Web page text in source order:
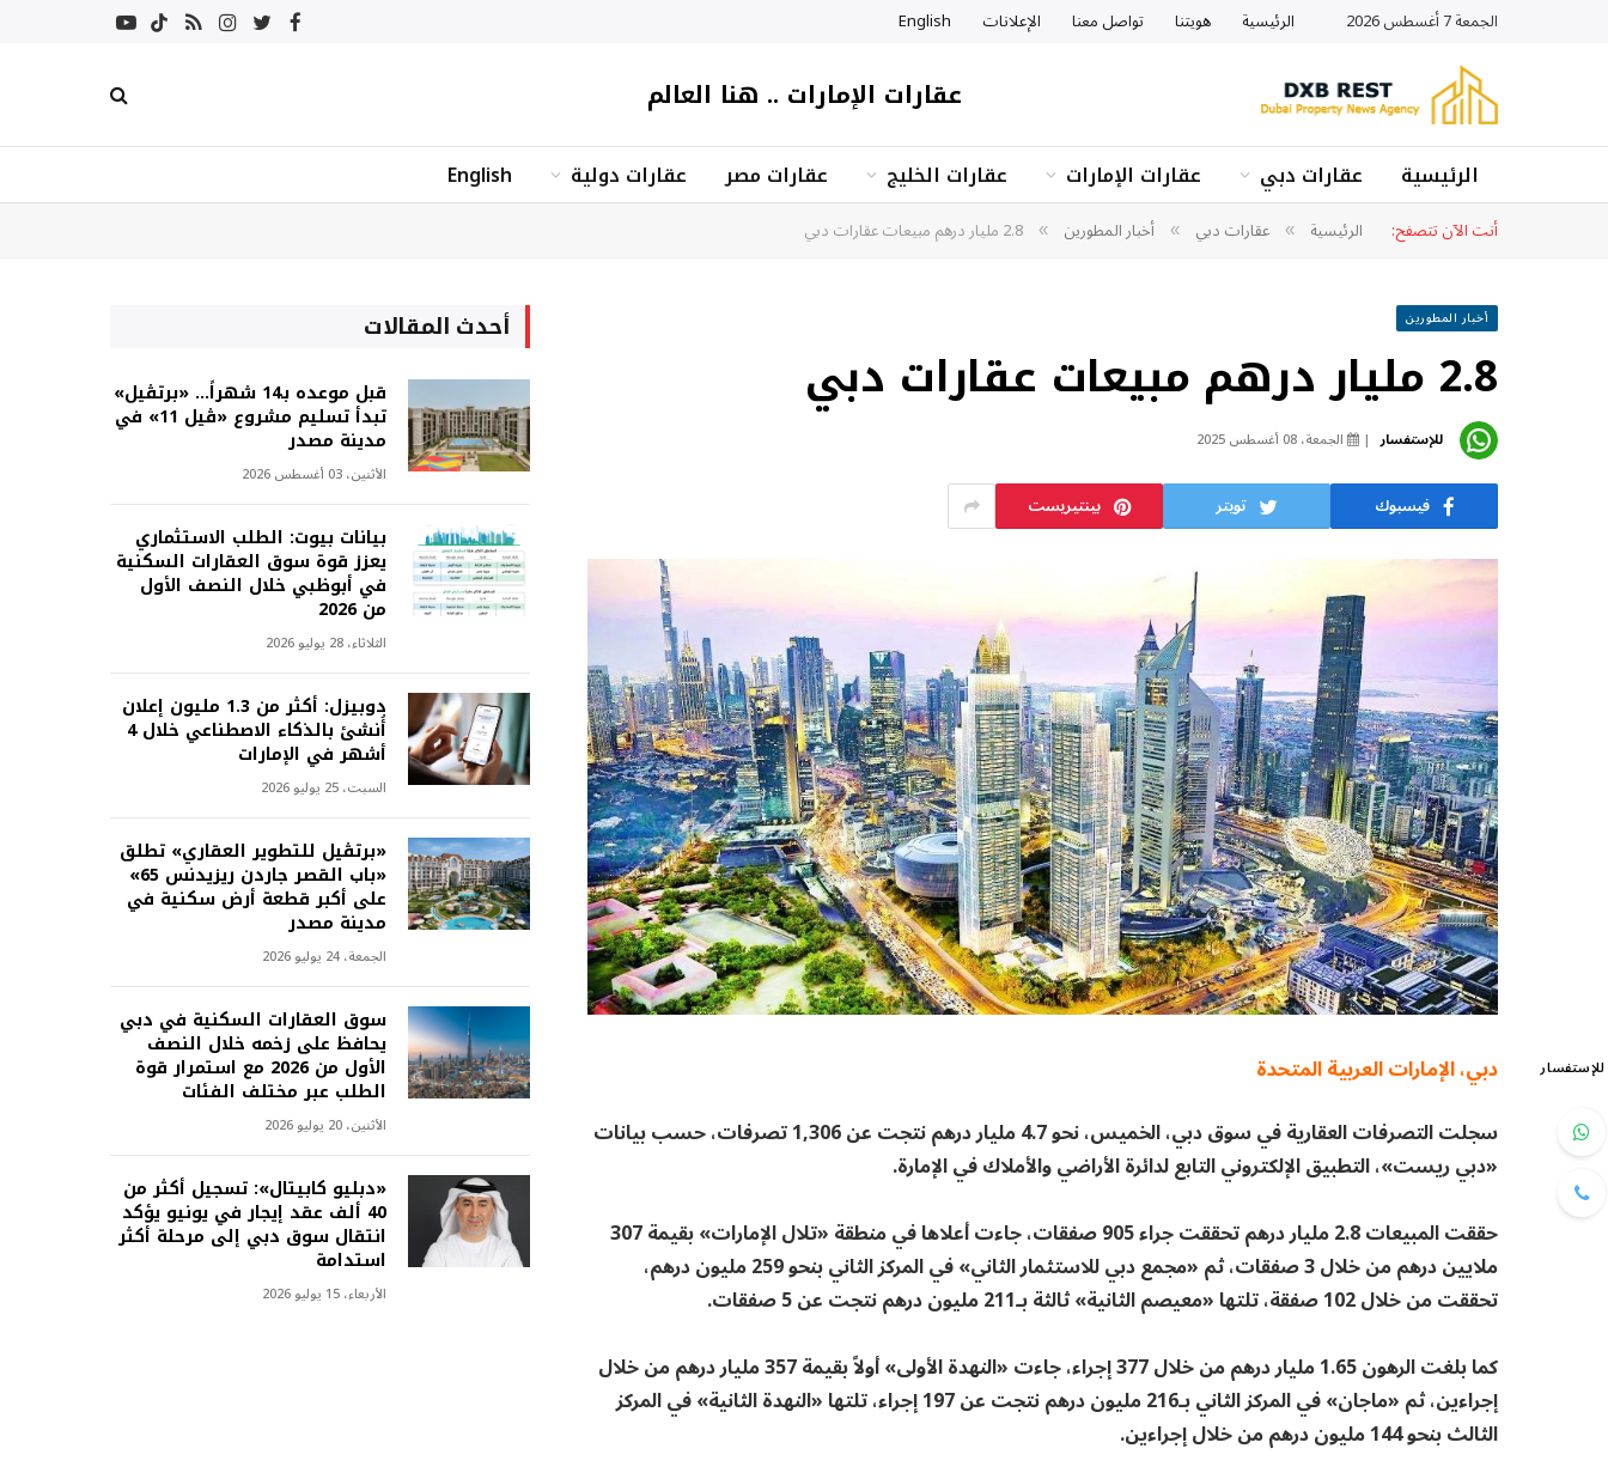
الجمعة 7 أغسطس 2026 الرئيسية هويتنا تواصل معنا الإعلانات English فيسبوكتويترانستغرامRSSتيكتوكيوتيوب
عقارات الإمارات .. هنا العالم
الرئيسية عقارات دبي عقارات الإمارات عقارات الخليج عقارات مصر عقارات دولية English
أنت الآن تتصفح: الرئيسية » عقارات دبي » أخبار المطورين » 2.8 مليار درهم مبيعات عقارات دبي
أخبار المطورين
2.8 مليار درهم مبيعات عقارات دبي
للإستفسار الجمعة، 08 أغسطس 2025
فيسبوك تويتر بينتيريست
للإستفسار دبي، الإمارات العربية المتحدة
سجلت التصرفات العقارية في سوق دبي، الخميس، نحو 4.7 مليار درهم نتجت عن 1,306 تصرفات، حسب بيانات
«دبي ريست»، التطبيق الإلكتروني التابع لدائرة الأراضي والأملاك في الإمارة.
حققت المبيعات 2.8 مليار درهم تحققت جراء 905 صفقات، جاءت أعلاها في منطقة «تلال الإمارات» بقيمة 307
ملايين درهم من خلال 3 صفقات، ثم «مجمع دبي للاستثمار الثاني» في المركز الثاني بنحو 259 مليون درهم،
تحققت من خلال 102 صفقة، تلتها «معيصم الثانية» ثالثة بـ211 مليون درهم نتجت عن 5 صفقات.
كما بلغت الرهون 1.65 مليار درهم من خلال 377 إجراء، جاءت «النهدة الأولى» أولاً بقيمة 357 مليار درهم من خلال
إجراءين، ثم «ماجان» في المركز الثاني بـ216 مليون درهم نتجت عن 197 إجراء، تلتها «النهدة الثانية» في المركز
الثالث بنحو 144 مليون درهم من خلال إجراءين.
أحدث المقالات
قبل موعده بـ14 شهراً... «برتڤيل»
تبدأ تسليم مشروع «ڤيل 11» في
مدينة مصدر
الأثنين، 03 أغسطس 2026
بيانات بيوت: الطلب الاستثماري
يعزز قوة سوق العقارات السكنية
في أبوظبي خلال النصف الأول
من 2026
الثلاثاء، 28 يوليو 2026
دوبيزل: أكثر من 1.3 مليون إعلان
أُنشئ بالذكاء الاصطناعي خلال 4
أشهر في الإمارات
السبت، 25 يوليو 2026
«برتڤيل للتطوير العقاري» تطلق
«باب القصر جاردن ريزيدنس 65»
على أكبر قطعة أرض سكنية في
مدينة مصدر
الجمعة، 24 يوليو 2026
سوق العقارات السكنية في دبي
يحافظ على زخمه خلال النصف
الأول من 2026 مع استمرار قوة
الطلب عبر مختلف الفئات
الأثنين، 20 يوليو 2026
«دبليو كابيتال»: تسجيل أكثر من
40 ألف عقد إيجار في يونيو يؤكد
انتقال سوق دبي إلى مرحلة أكثر
استدامة
الأربعاء، 15 يوليو 2026